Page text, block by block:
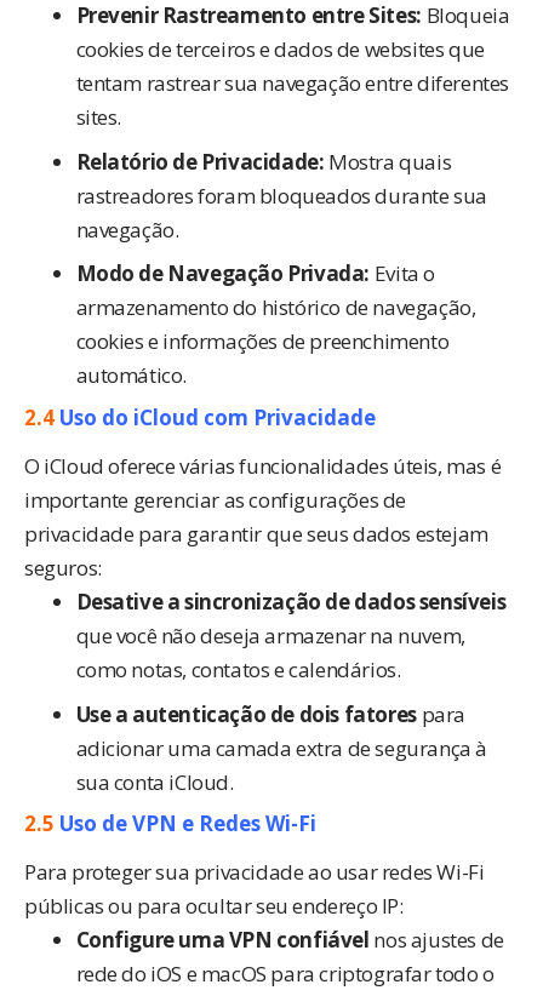
Prevenir Rastreamento entre Sites: Bloqueia
cookies de terceiros e dados de websites que
tentam rastrear sua navegação entre diferentes
sites.
Relatório de Privacidade: Mostra quais
rastreadores foram bloqueados durante sua
navegação.
Modo de Navegação Privada: Evita o
armazenamento do histórico de navegação,
cookies e informações de preenchimento
automático.
2.4 Uso do iCloud com Privacidade
O iCloud oferece várias funcionalidades úteis, mas é
importante gerenciar as configurações de
privacidade para garantir que seus dados estejam
seguros:
Desative a sincronização de dados sensíveis
que você não deseja armazenar na nuvem,
como notas, contatos e calendários.
Use a autenticação de dois fatorespara
adicionar uma camada extra de segurança à
sua conta iCloud.
2.5 Uso de VPN e Redes Wi-Fi
Para proteger sua privacidade ao usar redes Wi-Fi
públicas ou para ocultar seu endereço IP:
Configure uma VPN confiável nos ajustes de
rede do iOS e macOS para criptografar todo o